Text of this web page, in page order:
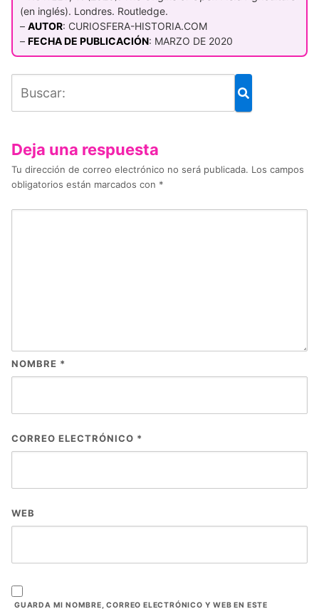
(en inglés). Londres. Routledge.
– AUTOR: CURIOSFERA-HISTORIA.COM
– FECHA DE PUBLICACIÓN: MARZO DE 2020
Deja una respuesta
Tu dirección de correo electrónico no será publicada. Los campos
obligatorios están marcados con *
NOMBRE *
CORREO ELECTRÓNICO *
WEB
GUARDA MI NOMBRE, CORREO ELECTRÓNICO Y WEB EN ESTE